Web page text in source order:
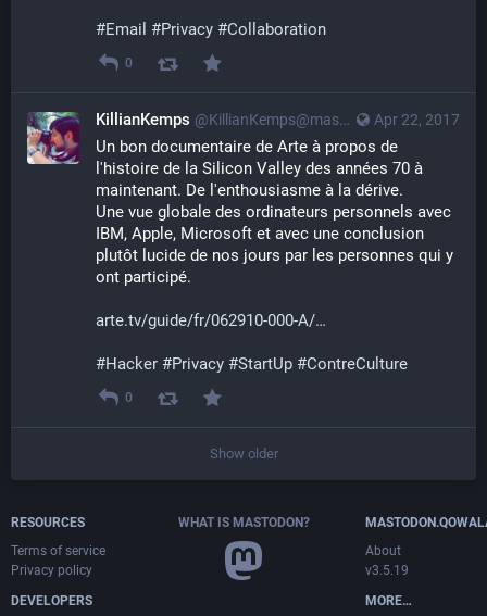
#Email #Privacy #Collaboration
0
Apr 22, 2017
KillianKemps @KillianKemps@mastodon.qowala.org
Un bon documentaire de Arte à propos de
l'histoire de la Silicon Valley des années 70 à
maintenant. De l'enthousiasme à la dérive.
Une vue globale des ordinateurs personnels avec
IBM, Apple, Microsoft et avec une conclusion
plutôt lucide de nos jours par les personnes qui y
ont participé.
arte.tv/guide/fr/062910-000-A/
#Hacker #Privacy #StartUp #ContreCulture
0
Show older
RESOURCES
Terms of service
Privacy policy
DEVELOPERS
WHAT IS MASTODON?
About
v3.5.19
MORE…